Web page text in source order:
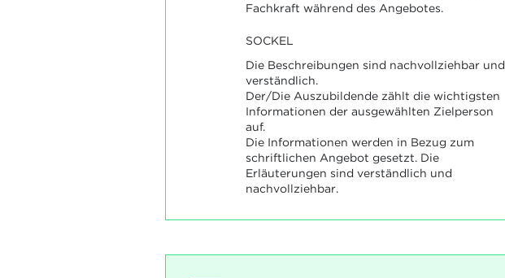
Fachkraft während des Angebotes.
SOCKEL
Die Beschreibungen sind nachvollziehbar und
verständlich.
Der/Die Auszubildende zählt die wichtigsten
Informationen der ausgewählten Zielperson
auf.
Die Informationen werden in Bezug zum
schriftlichen Angebot gesetzt. Die
Erläuterungen sind verständlich und
nachvollziehbar.